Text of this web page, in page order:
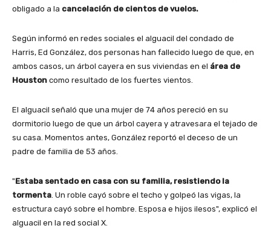
obligado a la cancelación de cientos de vuelos.
Según informó en redes sociales el alguacil del condado de
Harris, Ed González, dos personas han fallecido luego de que, en
ambos casos, un árbol cayera en sus viviendas en el área de
Houston como resultado de los fuertes vientos.
El alguacil señaló que una mujer de 74 años pereció en su
dormitorio luego de que un árbol cayera y atravesara el tejado de
su casa. Momentos antes, González reportó el deceso de un
padre de familia de 53 años.
"Estaba sentado en casa con su familia, resistiendo la
tormenta . Un roble cayó sobre el techo y golpeó las vigas, la
estructura cayó sobre el hombre. Esposa e hijos ilesos", explicó el
alguacil en la red social X.